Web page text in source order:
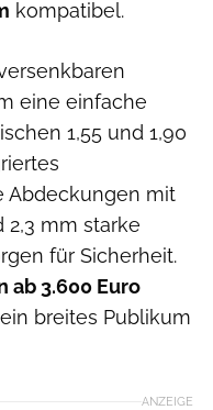
kompatibel.
eine einfache
1,55 und 1,90
Abdeckungen mit
mm starke
für Sicherheit.
ab 3.600 Euro
breites Publikum
ANZEIGE